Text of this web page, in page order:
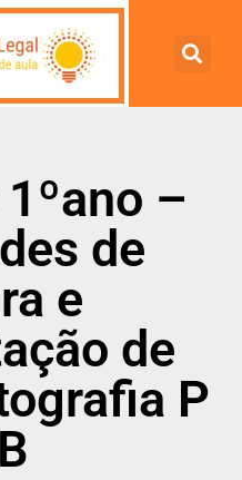
–
de
e
de
P